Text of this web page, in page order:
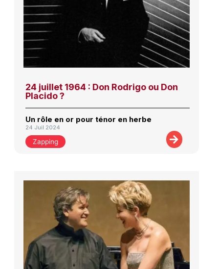
24 juillet 1964 : Don Rodrigo ou Don
Placido ?
Un rôle en or pour ténor en herbe
24 Juil 2024
Zapping